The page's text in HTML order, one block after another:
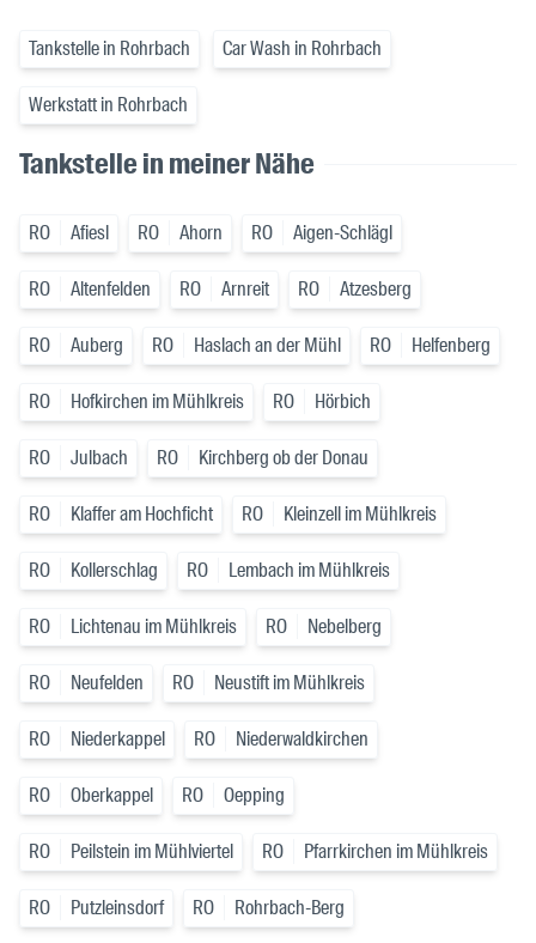
Tankstelle in Rohrbach Car Wash in Rohrbach
Werkstatt in Rohrbach
Tankstelle in meiner Nähe
RO Afiesl RO Ahorn RO Aigen-Schlägl
RO Altenfelden RO Arnreit RO Atzesberg
RO Auberg RO Haslach an der Mühl RO Helfenberg
RO Hofkirchen im Mühlkreis RO Hörbich
RO Julbach RO Kirchberg ob der Donau
RO Klaffer am Hochficht RO Kleinzell im Mühlkreis
RO Kollerschlag RO Lembach im Mühlkreis
RO Lichtenau im Mühlkreis RO Nebelberg
RO Neufelden RO Neustift im Mühlkreis
RO Niederkappel RO Niederwaldkirchen
RO Oberkappel RO Oepping
RO Peilstein im Mühlviertel RO Pfarrkirchen im Mühlkreis
RO Putzleinsdorf RO Rohrbach-Berg